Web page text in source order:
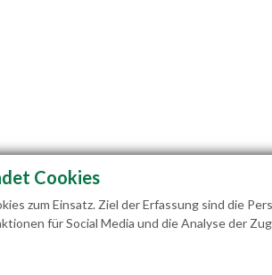
Hedegger Lämmerhofweg 2
Cookies
zum Einsatz. Ziel der Erfassung sind die
für Social Media und die Analyse der